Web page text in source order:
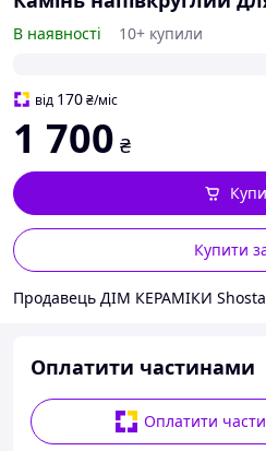
В наявності 10+ купили
від 170₴/міс
1 700 ₴
Купити
Продавець ДІМ КЕРАМІКИ
Оплатити частинами
Оплатити